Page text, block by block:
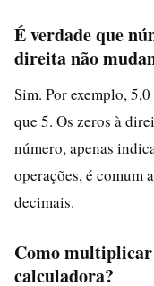
É verdade que
direita não
Sim. Por exemplo,
que 5. Os zeros à
número, apenas
operações, é comum
decimais.
Como multiplicar
calculadora?